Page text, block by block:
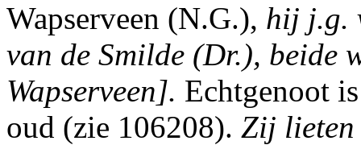
Wapserveen (N.G.), hij j.g.
van de Smilde (Dr.), beide
Wapserveen]. Echtgenoot
oud (zie 106208). Zij lieten